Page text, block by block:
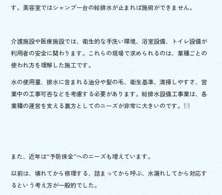
す。美容室ではシャンプー台の給排水が止まれば施術ができません。
介護施設や医療施設では、衛生的な手洗い環境、浴室設備、トイレ設備が
利用者の安全に関わります。これらの現場で求められるのは、業種ごとの
使われ方を理解した施工です。
水の使用量、排水に含まれる油分や髪の毛、衛生基準、清掃しやすさ、営
業中の工事可否などを考慮する必要があります。給排水設備工事業は、各
業種の運営を支える裏方としてのニーズが非常に大きいのです。
また、近年は“予防保全”へのニーズも増えています。
以前は、壊れてから修理する、詰まってから呼ぶ、水漏れしてから対応す
るという考え方が一般的でした。